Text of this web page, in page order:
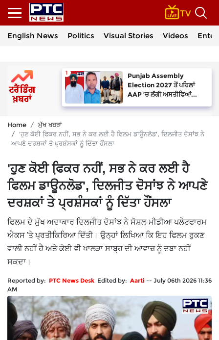
English News Politics Visual Stories Videos
Punjab Assembly
Election 2027 ਤੋਂ ਪਹਿਲਾਂ
AAP ’ਚ ਲੱਗੀ ਅਸਤੀਫਿਆਂ...
Home
ਮੁੱਖ ਖਬਰਾਂ
'ਹੁਣ ਕੋਈ ਫਿ਼ਕਰ ਨਹੀਂ, ਸਭ ਨੇ ਕਰ ਲਈ ਹੈ ਫਿਲਮ ਡਾਊਨਲੋਡ', ਦਿਲਜੀਤ ਦੋਸਾਂਝ ਨੇ
ਆਪਣੇ ਦਰਸ਼ਕਾਂ ਤੇ ਪ੍ਰਸ਼ੰਸਕਾਂ ਨੂੰ ਦਿੱਤਾ ਹੌਂਸਲਾ
'ਹੁਣ ਕੋਈ ਫਿ਼ਕਰ ਨਹੀਂ, ਸਭ ਨੇ ਕਰ ਲਈ ਹੈ
ਫਿਲਮ ਡਾਊਨਲੋਡ', ਦਿਲਜੀਤ ਦੋਸਾਂਝ ਨੇ ਆਪਣੇ
ਦਰਸ਼ਕਾਂ ਤੇ ਪ੍ਰਸ਼ੰਸਕਾਂ ਨੂੰ ਦਿੱਤਾ ਹੌਂਸਲਾ
ਫਿਲਮ ਦੇ ਮੁੱਖ ਅਦਾਕਾਰ ਦਿਲਜੀਤ ਦੋਸਾਂਝ ਨੇ ਸੋਸ਼ਲ ਮੀਡੀਆ ਪਲੇਟਫਾਰਮ
ਐਕਸ 'ਤੇ ਪ੍ਰਤੀਕਿਰਿਆ ਦਿੱਤੀ। ਉਨ੍ਹਾਂ ਲਿਖਿਆ ਕਿ ਇਹ ਫਿਲਮ ਰੁਕਣ
ਵਾਲੀ ਨਹੀਂ ਹੈ ਅਤੇ ਕੋਈ ਵੀ ਖਾਲੜਾ ਸਾਬ੍ਹ ਦੀ ਆਵਾਜ਼ ਨੂੰ ਦਬਾ ਨਹੀਂ
ਸਕਦਾ।
Reported by: PTC News Desk Edited by: Aarti -- July 06th 2026 11:36
AM